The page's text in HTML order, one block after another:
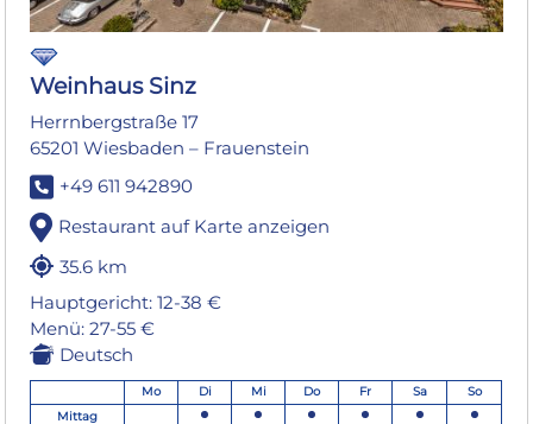
Weinhaus Sinz
Herrnbergstraße 17
65201 Wiesbaden – Frauenstein
+49 611 942890
Restaurant auf Karte anzeigen
35.6 km
Hauptgericht: 12-38 €
Menü: 27-55 €
Deutsch
Mo Di Mi Do Fr Sa
So
Mittag